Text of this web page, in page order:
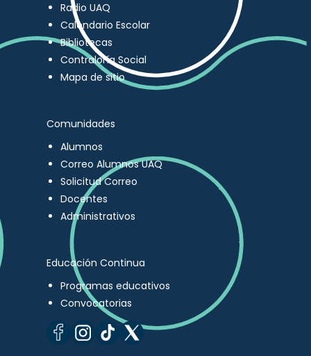
Radio UAQ
Calendario Escolar
Bibliotecas
Contraloría Social
Mapa de sitio
Comunidades
Alumnos
Correo Alumnos UAQ
Solicitud Correo
Docentes
Administrativos
Educación Continua
Programas educativos
Convocatorias